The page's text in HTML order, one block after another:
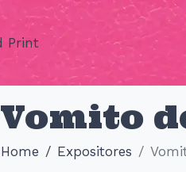
Vomito
Home Expositores